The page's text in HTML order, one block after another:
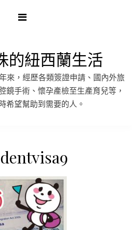
的紐西蘭生活
來，經歷各類簽證申請、國內外旅
鏡手術、懷孕產檢至生產育兒等，
希望幫助到需要的人。